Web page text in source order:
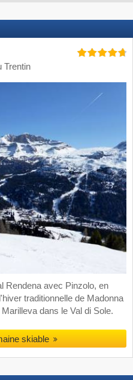
Trentin
Rendena avec Pinzolo, en
traditionnelle de Madonna
dans le Val di Sole.
skiable